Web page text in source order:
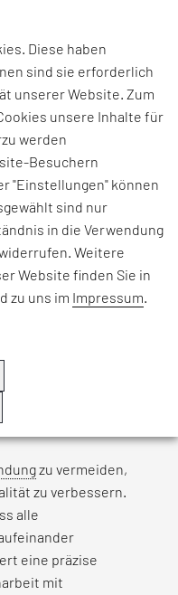
(JIT)
handelt es sich
Strategie im
Dabei sollen
genau dann bereit
sie für die
die
maximiert die
zu vermeiden,
zu verbessern.
alle
eine präzise
mit
Diese haben
sind sie erforderlich
unserer Website. Zum
unsere Inhalte für
werden
Besuchern
"Einstellungen" können
sind nur
in die Verwendung
Weitere
Website finden Sie in
zu uns im Impressum.